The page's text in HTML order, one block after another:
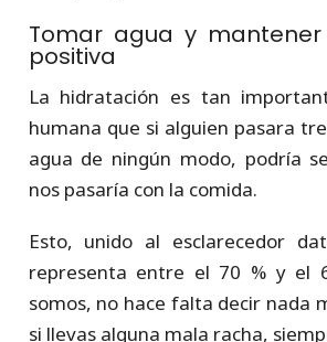
Tomar agua y
positiva
La hidratación es tan
humana que si alguien pasara
agua de ningún modo, podría
nos pasaría con la comida.
Esto, unido al esclarecedor
representa entre el 70 % y el
somos, no hace falta decir nada
si llevas alguna mala racha,